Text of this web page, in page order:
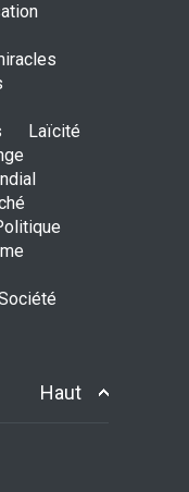
cet appui
2025 11:16
Mashiah
à l’agonie
2022 01:58
Laïcité
Haut